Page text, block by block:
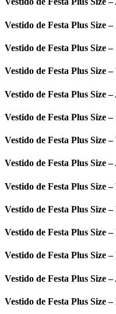
Vestido de Festa Plus Size –
Vestido de Festa Plus Size –
Vestido de Festa Plus Size
Vestido de Festa Plus Size
Vestido de Festa Plus Size –
Vestido de Festa Plus Size
Vestido de Festa Plus Size
Vestido de Festa Plus Size
Vestido de Festa Plus Size
Vestido de Festa Plus Size
Vestido de Festa Plus Size
Vestido de Festa Plus Size
Vestido de Festa Plus Size